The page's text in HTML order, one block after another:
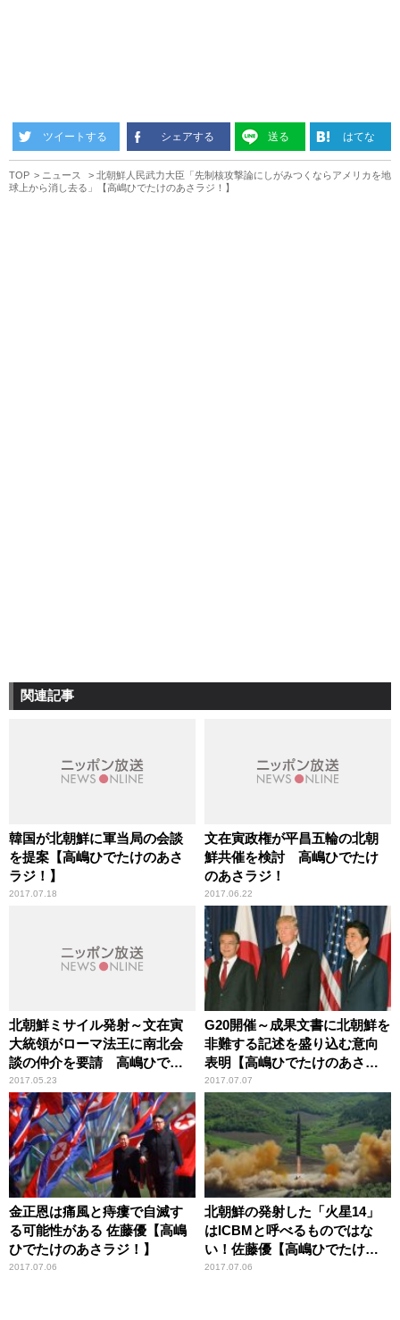
ツイートする シェアする 送る はてな
TOP ニュース
北朝鮮人民武力大臣「先制核攻撃論にしがみつくならアメリカを地
球上から消し去る」【高嶋ひでたけのあさラジ！】
関連記事
韓国が北朝鮮に軍当局の会談
を提案【高嶋ひでたけのあさ
ラジ！】
2017.07.18
文在寅政権が平昌五輪の北朝
鮮共催を検討 高嶋ひでたけ
のあさラジ！
2017.06.22
北朝鮮ミサイル発射～文在寅
大統領がローマ法王に南北会
談の仲介を要請 高嶋ひでた
けのあさラジ！
2017.05.23
G20開催～成果文書に北朝鮮を
非難する記述を盛り込む意向
表明【高嶋ひでたけのあさラ
ジ！】
2017.07.07
金正恩は痛風と痔瘻で自滅す
る可能性がある 佐藤優【高嶋
ひでたけのあさラジ！】
2017.07.06
北朝鮮の発射した「火星14」
はICBMと呼べるものではな
い！佐藤優【高嶋ひでたけの
あさラジ！】
2017.07.06